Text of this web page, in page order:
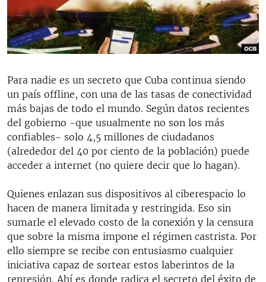
RADIO MARTÍ
ESPECIALES
ESPECIALES
LA REALIDAD DE LA VIVIENDA EN CUBA
SER VIEJO EN CUBA
KENTU-CUBANO
LOS SANTOS DE HIALEAH
DESINFORMACIÓN RUSA EN AMÉRICA LATINA
MULTIMEDIA
EDITORIALES
SÍGUENOS
Para nadie es un secreto que Cuba continua siendo
un país offline, con una de las tasas de conectividad
más bajas de todo el mundo. Según datos recientes
del gobierno -que usualmente no son los más
confiables- solo 4,5 millones de ciudadanos
(alrededor del 40 por ciento de la población) puede
acceder a internet (no quiere decir que lo hagan).
Quienes enlazan sus dispositivos al ciberespacio lo
hacen de manera limitada y restringida. Eso sin
sumarle el elevado costo de la conexión y la censura
que sobre la misma impone el régimen castrista. Por
ello siempre se recibe con entusiasmo cualquier
iniciativa capaz de sortear estos laberintos de la
represión. Ahí es donde radica el secreto del éxito de